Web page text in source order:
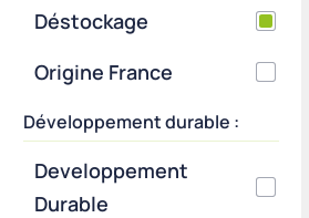
Déstockage
Origine France
Développement durable :
Developpement
Durable